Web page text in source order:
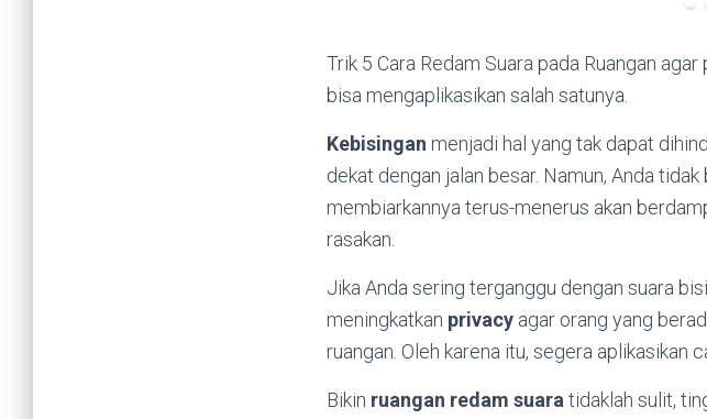
Trik 5 Cara Redam Suara pada Ruangan
bisa mengaplikasikan salah satunya.
Kebisingan menjadi hal yang tak dapat
dekat dengan jalan besar. Namun, Anda
membiarkannya terus-menerus akan
rasakan.
Jika Anda sering terganggu dengan suara
meningkatkan privacy agar orang yang
ruangan. Oleh karena itu, segera aplikasikan
Bikin ruangan redam suara tidaklah sulit,